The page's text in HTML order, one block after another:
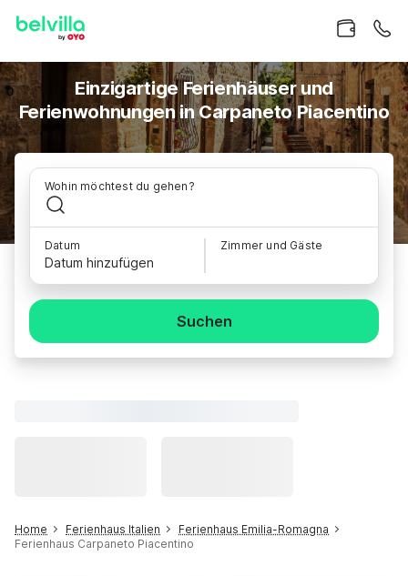
Einzigartige Ferienhäuser und
Ferienwohnungen in Carpaneto Piacentino
Wohin möchtest du gehen?
Datum
Datum hinzufügen
Zimmer und Gäste
Suchen
Home Ferienhaus Italien
Ferienhaus Emilia-Romagna
Ferienhaus Carpaneto Piacentino